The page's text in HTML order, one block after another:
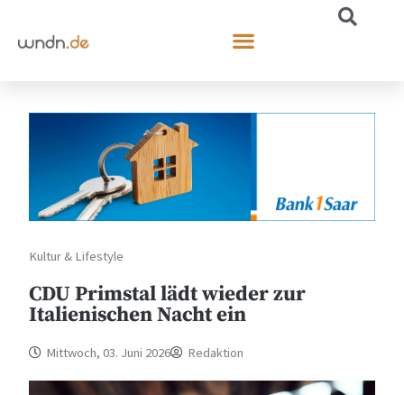
Kultur & Lifestyle
CDU Primstal lädt wieder zur
Italienischen Nacht ein
Mittwoch, 03. Juni 2026 Redaktion